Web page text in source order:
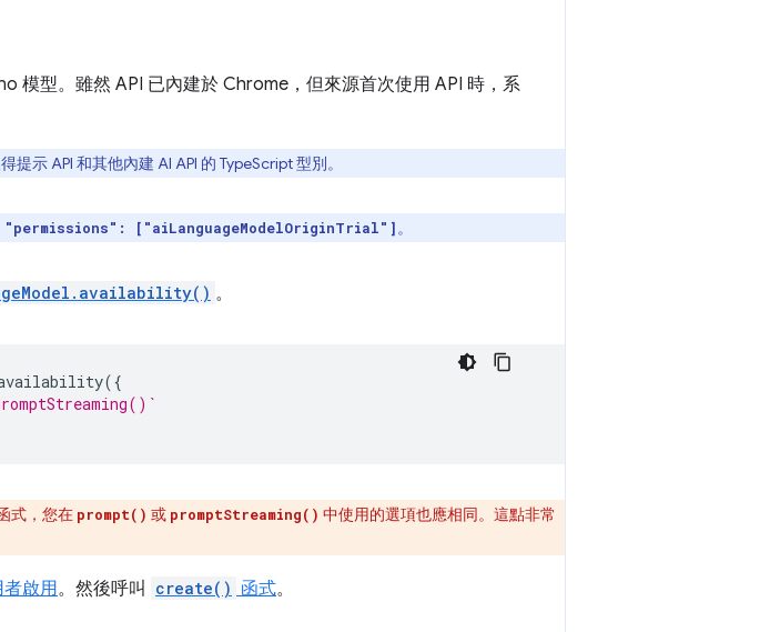
模型。雖然 API 已內建於 Chrome，但來源首次使用 API 時，系
提示 API 和其他內建 AI API 的 TypeScript 型別。
"permissions": ["aiLanguageModelOriginTrial"]。
。
({
式，您在 prompt() 或 promptStreaming() 中使用的選項也應相同。這點非常
啟用。然後呼叫 create() 函式。